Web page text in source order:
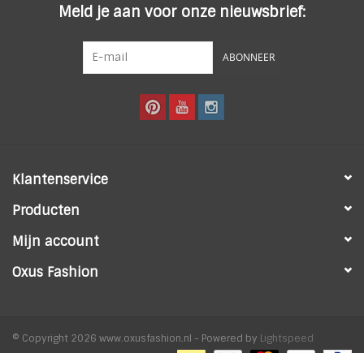
Meld je aan voor onze nieuwsbrief:
ABONNEER
Klantenservice
Producten
Mijn account
Oxus Fashion
© Copyright 2026 www.oxusfashion.nl - Powered by Lightspeed